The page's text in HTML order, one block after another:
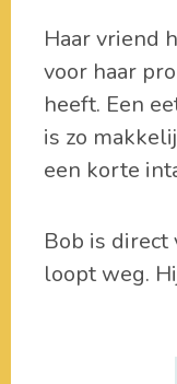
Haar vriend
voor haar
heeft. Een
is zo
een korte
Bob is direct
loopt weg.